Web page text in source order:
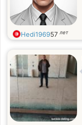
Hedi196957 лет